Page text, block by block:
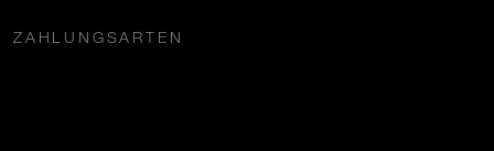
ZAHLUNGSARTEN